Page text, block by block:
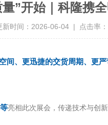
”开始｜科隆携
新时间：2026-06-04 | 点击率
间、更迅捷的交货周期、更
亮相此次展会，传递技术与创